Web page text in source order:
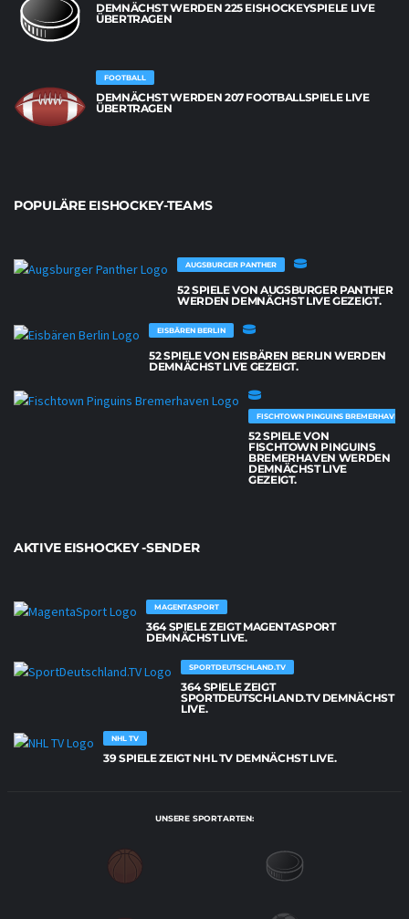
DEMNÄCHST WERDEN 225 EISHOCKEYSPIELE LIVE
ÜBERTRAGEN
FOOTBALL
DEMNÄCHST WERDEN 207 FOOTBALLSPIELE LIVE
ÜBERTRAGEN
POPULÄRE EISHOCKEY-TEAMS
AUGSBURGER PANTHER
52 SPIELE VON AUGSBURGER PANTHER
WERDEN DEMNÄCHST LIVE GEZEIGT.
EISBÄREN BERLIN
52 SPIELE VON EISBÄREN BERLIN WERDEN
DEMNÄCHST LIVE GEZEIGT.
FISCHTOWN PINGUINS BREMERHAVEN
52 SPIELE VON
FISCHTOWN PINGUINS
BREMERHAVEN WERDEN
DEMNÄCHST LIVE
GEZEIGT.
AKTIVE EISHOCKEY -SENDER
MAGENTASPORT
364 SPIELE ZEIGT MAGENTASPORT
DEMNÄCHST LIVE.
SPORTDEUTSCHLAND.TV
364 SPIELE ZEIGT
SPORTDEUTSCHLAND.TV DEMNÄCHST
LIVE.
NHL TV
39 SPIELE ZEIGT NHL TV DEMNÄCHST LIVE.
UNSERE SPORTARTEN: